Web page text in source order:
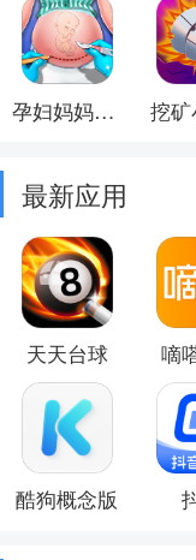
孕妇妈妈日记 挖
最新应用
天天台球 嘀
酷狗概念版